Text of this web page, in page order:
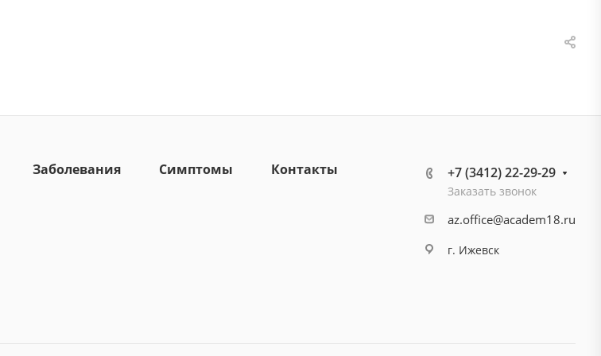
Заболевания Симптомы Контакты +7 (3412) 22-29-29
Заказать звонок
az.office@academ18.ru
г. Ижевск